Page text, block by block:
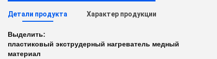
Детали продукта Характер продукции
Выделить:
пластиковый экструдерный нагреватель медный
материал